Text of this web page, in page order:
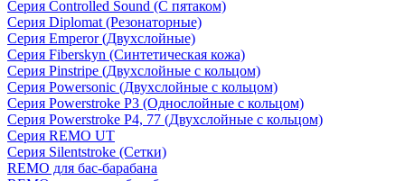
Серия Controlled Sound (С пятаком)
Серия Diplomat (Резонаторные)
Серия Emperor (Двухслойные)
Серия Fiberskyn (Синтетическая кожа)
Серия Pinstripe (Двухслойные с кольцом)
Серия Powersonic (Двухслойные с кольцом)
Серия Powerstroke P3 (Однослойные с кольцом)
Серия Powerstroke P4, 77 (Двухслойные с кольцом)
Серия REMO UT
Серия Silentstroke (Сетки)
REMO для бас-барабана